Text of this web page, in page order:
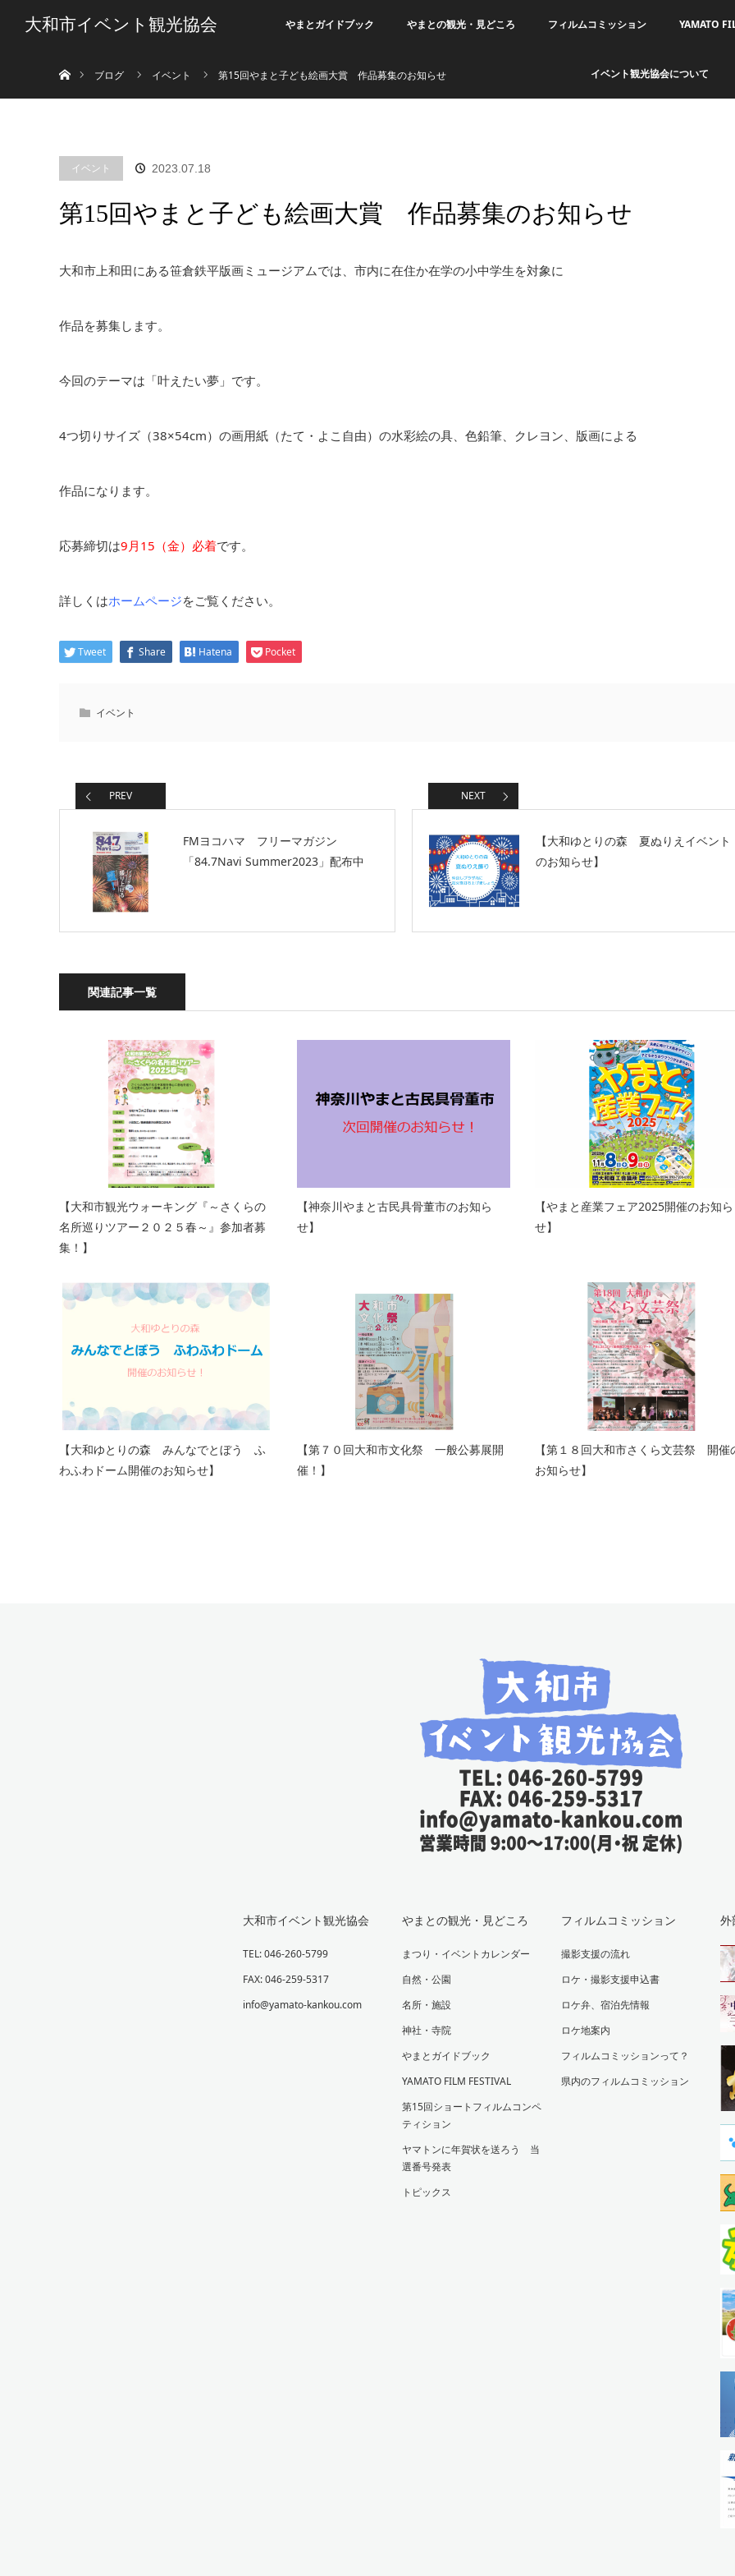
大和市イベント観光協会 やまとガイドブック やまとの観光・見どころ フィルムコミッション YAMATO
イベント観光協会について
ブログ
イベント 第15回やまと子ども絵画大賞 作品募集のお知らせ
イベント 2023.07.18
第15回やまと子ども絵画大賞 作品募集のお知らせ
大和市上和田にある笹倉鉄平版画ミュージアムでは、市内に在住か在学の小中学生を対象に
作品を募集します。
今回のテーマは「叶えたい夢」です。
4つ切りサイズ（38×54cm）の画用紙（たて・よこ自由）の水彩絵の具、色鉛筆、クレヨン、版画による
作品になります。
応募締切は9月15（金）必着です。
詳しくはホームページをご覧ください。
Tweet Share Hatena Pocket
イベント
PREV
FMヨコハマ フリーマガジン
「84.7Navi Summer2023」配布中
NEXT
【大和ゆとりの森 夏ぬりえイベント
のお知らせ】
関連記事一覧
【大和市観光ウォーキング『～さくらの
名所巡りツアー２０２５春～』参加者募
集！】
【神奈川やまと古民具骨董市のお知ら
せ】
【やまと産業フェア2025開催のお知ら
せ】
【大和ゆとりの森 みんなでとぼう ふ
わふわドーム開催のお知らせ】
【第７０回大和市文化祭 一般公募展開
催！】
【第１８回大和市さくら文芸祭 開催
お知らせ】
大和市イベント観光協会
TEL: 046-260-5799
FAX: 046-259-5317
info@yamato-kankou.com
やまとの観光・見どころ
まつり・イベントカレンダー
自然・公園
名所・施設
神社・寺院
やまとガイドブック
YAMATO FILM FESTIVAL
第15回ショートフィルムコンペ
ティション
ヤマトンに年賀状を送ろう 当
選番号発表
トピックス
フィルムコミッション
撮影支援の流れ
ロケ・撮影支援申込書
ロケ弁、宿泊先情報
ロケ地案内
フィルムコミッションって？
県内のフィルムコミッション
外